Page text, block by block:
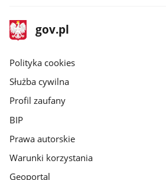
stopka
gov.pl
Strona
gov.pl
gov.pl
Polityka cookies
Służba cywilna
Profil zaufany
BIP
Prawa autorskie
Warunki korzystania
Geoportal